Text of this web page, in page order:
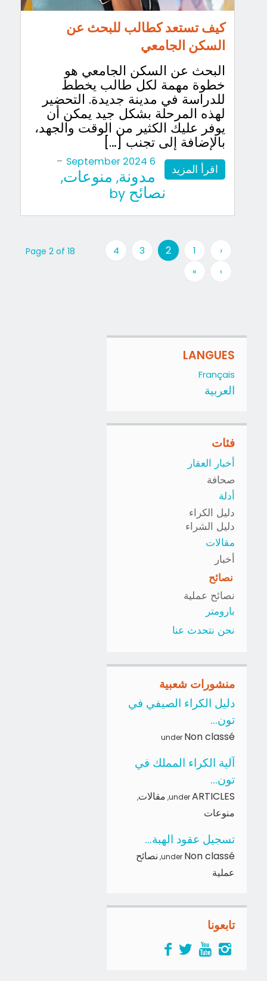
كيف تستعد كطالب للبحث عن
السكن الجامعي
البحث عن السكن الجامعي هو
خطوة مهمة لكل طالب يخطط
للدراسة في مدينة جديدة. التحضير
لهذه المرحلة بشكل جيد يمكن أن
يوفر عليك الكثير من الوقت والجهد،
بالإضافة إلى تجنب […]
اقرأ المزيد
6 September 2024
-
مدونة, منوعات,
نصائح by
Page 2 of 18 ‹
1
2
3
4
›
»
LANGUES
Français
العربية
فئات
أخبار العقار
صحافة
أدلة
دليل الكراء
دليل الشراء
مقالات
أخبار
نصائح
نصائح عملية
بارومتر
نحن نتحدث عنا
منشورات شعبية
دليل الكراء الصيفي في
تون...
under Non classé
آلية الكراء المملك في
تون...
underARTICLES
, مقالات,
منوعات
تسجيل عقود الهبة...
under Non classé
, نصائح
عملية
تابعونا